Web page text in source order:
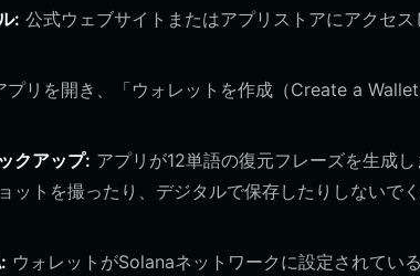
: 公式ウェブサイトまたはアプリストアにアクセ
プリを開き、「ウォレットを作成（Create a
クアップ: アプリが12単語の復元フレーズを生成
ットを撮ったり、デジタルで保存したりしないで
ウォレットがSolanaネットワークに設定されてい